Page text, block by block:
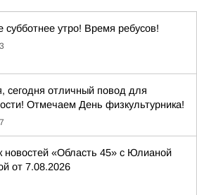
субботнее утро! Время ребусов!
сегодня отличный повод для
Отмечаем День физкультурника!
новостей «Область 45» с Юлианой
от 7.08.2026